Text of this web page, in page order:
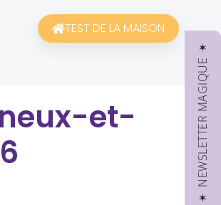
TEST DE LA MAISON
et-
✶ NEWSLETTER MAGIQUE ✶